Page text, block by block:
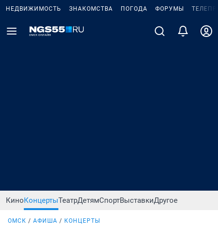
НЕДВИЖИМОСТЬ ЗНАКОМСТВА ПОГОДА ФОРУМЫ
КиноКонцертыТеатрДетямСпортВыставкиДругое
ОМСК АФИША КОНЦЕРТЫ